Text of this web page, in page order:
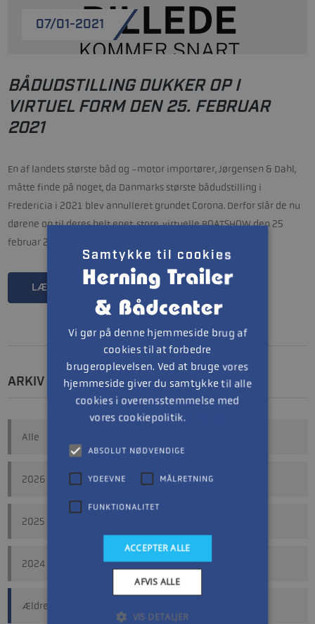
07/01-2021
BÅDUDSTILLING DUKKER OP I
VIRTUEL FORM DEN 25. FEBRUAR
2021
En af landets største båd og -motor importører, Jørgensen & Dahl,
måtte finde på noget, da Danmarks største bådudstilling i
Fredericia i 2021 blev annulleret grundet Corona. Derfor slår de nu
dørene op til deres helt eget, store, virtuelle BOATSHOW den 25
februar 2021 kl. 10:00.
LÆS MERE
ARKIV
Alle
2026
2025
2024
Ældre
Samtykke til cookies
Vi gør på denne hjemmeside brug af
cookies til at forbedre
brugeroplevelsen. Ved at bruge vores
hjemmeside giver du samtykke til alle
cookies i overensstemmelse med
vores cookiepolitik.
ABSOLUT NØDVENDIGE
YDEEVNE MÅLRETNING
FUNKTIONALITET
ACCEPTER ALLE
AFVIS ALLE
VIS DETALJER